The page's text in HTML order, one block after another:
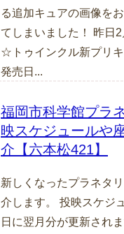
る追加キュアの画像を
てしまいました！ 昨日
☆トゥインクル新プリ
発売日...
福岡市科学館プラ
映スケジュールや
介【六本松421】
新しくなったプラネタ
介します。 投映スケジ
日に翌月分が更新され